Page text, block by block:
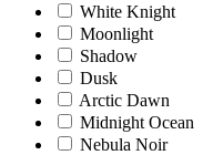
White Knight
Moonlight
Shadow
Dusk
Arctic Dawn
Midnight Ocean
Nebula Noir